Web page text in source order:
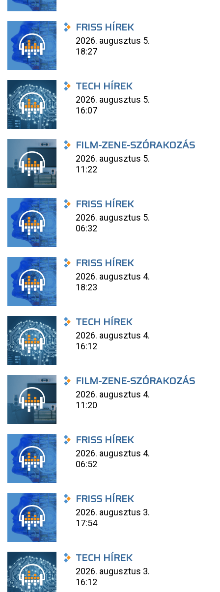
FRISS HÍREK
2026. augusztus 5.
18:27
TECH HÍREK
2026. augusztus 5.
16:07
FILM-ZENE-SZÓRAKOZÁS
2026. augusztus 5.
11:22
FRISS HÍREK
2026. augusztus 5.
06:32
FRISS HÍREK
2026. augusztus 4.
18:23
TECH HÍREK
2026. augusztus 4.
16:12
FILM-ZENE-SZÓRAKOZÁS
2026. augusztus 4.
11:20
FRISS HÍREK
2026. augusztus 4.
06:52
FRISS HÍREK
2026. augusztus 3.
17:54
TECH HÍREK
2026. augusztus 3.
16:12